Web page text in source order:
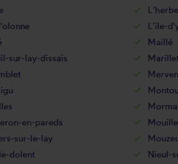
L'ile-
Maillé
sur-lay-dissais
en-pareds
sur-le-lay
dolent Nieul-